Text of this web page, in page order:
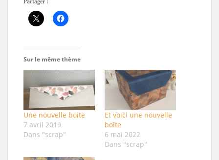
Partager :
Sur le même thème
Une nouvelle boite
7 avril 2019
Dans "scrap"
Et voici une nouvelle
boîte
6 mai 2022
Dans "scrap"